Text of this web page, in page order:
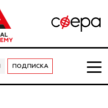
ПОДПИСКА